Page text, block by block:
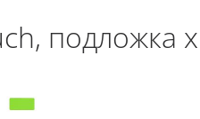
подложка